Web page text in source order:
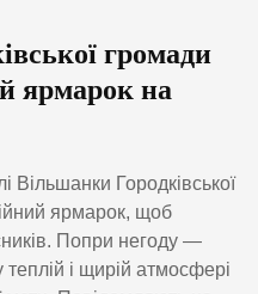
громади
ярмарок на
Вільшанки Городківської
ярмарок, щоб
Попри негоду —
і щирій атмосфері